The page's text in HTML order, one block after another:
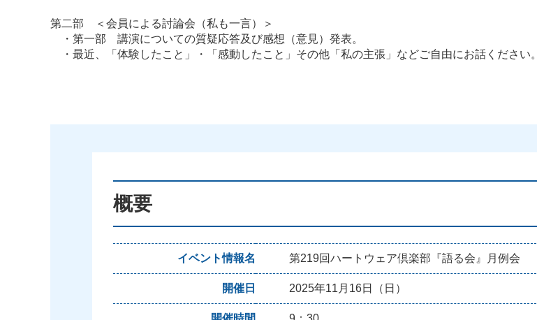
第二部 ＜会員による討論会（私も一言）＞
・第一部 講演についての質疑応答及び感想（意見）発表。
・最近、「体験したこと」・「感動したこと」その他「私の主張」などご自由にお話ください。
概要
イベント情報名 第219回ハートウェア倶楽部『語る会』月例会
開催日 2025年11月16日（日）